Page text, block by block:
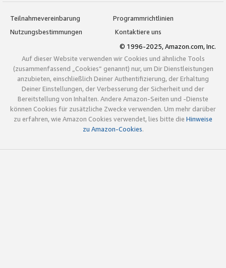
Teilnahmevereinbarung
Programmrichtlinien
Nutzungsbestimmungen
Kontaktiere uns
© 1996-2025, Amazon.com, Inc.
Auf dieser Website verwenden wir Cookies und ähnliche Tools
(zusammenfassend „Cookies“ genannt) nur, um Dir Dienstleistungen
anzubieten, einschließlich Deiner Authentifizierung, der Erhaltung
Deiner Einstellungen, der Verbesserung der Sicherheit und der
Bereitstellung von Inhalten. Andere Amazon-Seiten und -Dienste
können Cookies für zusätzliche Zwecke verwenden. Um mehr darüber
zu erfahren, wie Amazon Cookies verwendet, lies bitte die Hinweise
zu Amazon-Cookies.